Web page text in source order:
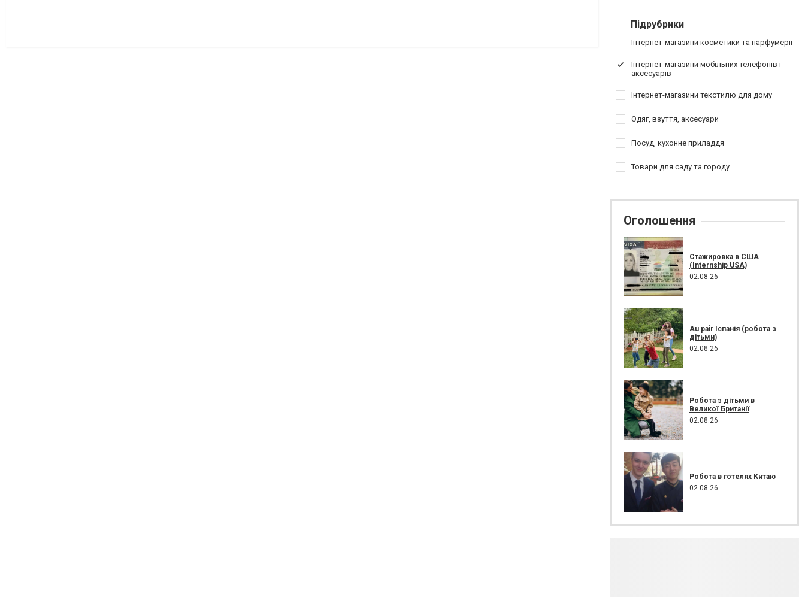
Підрубрики
Інтернет-магазини косметики та парфумерії
Інтернет-магазини мобільних телефонів і
аксесуарів
Інтернет-магазини текстилю для дому
Одяг, взуття, аксесуари
Посуд, кухонне приладдя
Товари для саду та городу
Оголошення
Стажировка в США
(Internship USA)
02.08.26
Au pair Іспанія (робота з
дітьми)
02.08.26
Робота з дітьми в
Великої Британії
02.08.26
Робота в готелях Китаю
02.08.26